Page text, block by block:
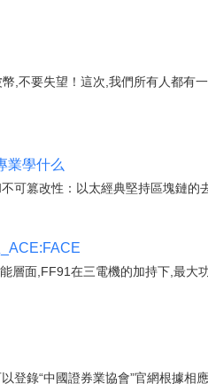
,不要失望！這次,我們所有人都有
業學什么
可篡改性：以太經典堅持區塊鏈的
層面,FF91在三電機的加持下,最大
錄“中國證券業協會”官網根據相